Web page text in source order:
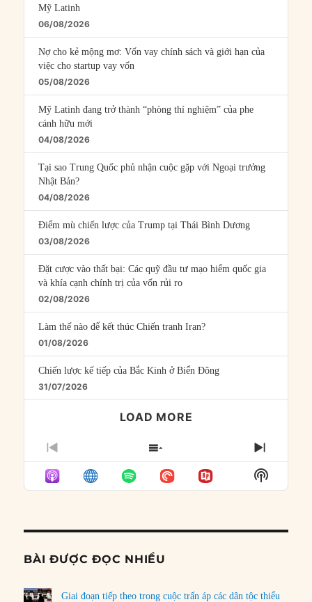
Mỹ Latinh
06/08/2026
Nợ cho kẻ mộng mơ: Vốn vay chính sách và giới hạn của
việc cho startup vay vốn
05/08/2026
Mỹ Latinh đang trở thành “phòng thí nghiệm” của phe
cánh hữu mới
04/08/2026
Tại sao Trung Quốc phủ nhận cuộc gặp với Ngoại trưởng
Nhật Bản?
04/08/2026
Điểm mù chiến lược của Trump tại Thái Bình Dương
03/08/2026
Đặt cược vào thất bại: Các quỹ đầu tư mạo hiểm quốc gia
và khía cạnh chính trị của vốn rủi ro
02/08/2026
Làm thế nào để kết thúc Chiến tranh Iran?
01/08/2026
Chiến lược kế tiếp của Bắc Kinh ở Biển Đông
31/07/2026
LOAD MORE
PREVIOUS
EPISODE
SHOW
EPISODES
LIST
NEXT
Show
Podcast
BÀI ĐƯỢC ĐỌC NHIỀU
Giai đoạn tiếp theo trong cuộc trấn áp các dân tộc thiểu